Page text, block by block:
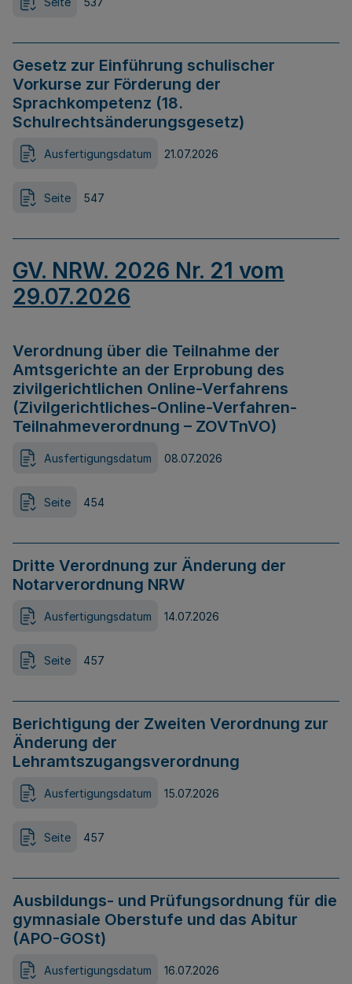
Gesetz zur Einführung schulischer
Vorkurse zur Förderung der
Sprachkompetenz (18.
Schulrechtsänderungsgesetz)
Ausfertigungsdatum 21.07.2026
Seite 547
GV. NRW. 2026 Nr. 21 vom
29.07.2026
Verordnung über die Teilnahme der
Amtsgerichte an der Erprobung des
zivilgerichtlichen Online-Verfahrens
(Zivilgerichtliches-Online-Verfahren-
Teilnahmeverordnung – ZOVTnVO)
Ausfertigungsdatum 08.07.2026
Seite 454
Dritte Verordnung zur Änderung der
Notarverordnung NRW
Ausfertigungsdatum 14.07.2026
Seite 457
Berichtigung der Zweiten Verordnung zur
Änderung der
Lehramtszugangsverordnung
Ausfertigungsdatum 15.07.2026
Seite 457
Ausbildungs- und Prüfungsordnung für die
gymnasiale Oberstufe und das Abitur
(APO-GOSt)
Ausfertigungsdatum 16.07.2026